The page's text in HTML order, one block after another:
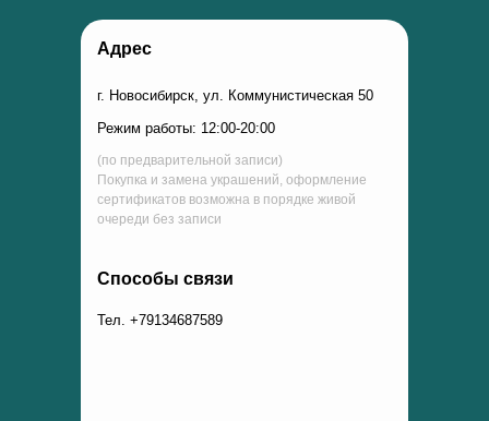
Адрес
Способы связи
г. Новосибирск, ул. Коммунистическая 50
Тел. +79134687589
Режим работы: 12:00-20:00
(по предварительной записи)
Покупка и замена украшений, оформление
сертификатов возможна в порядке живой
очереди без записи